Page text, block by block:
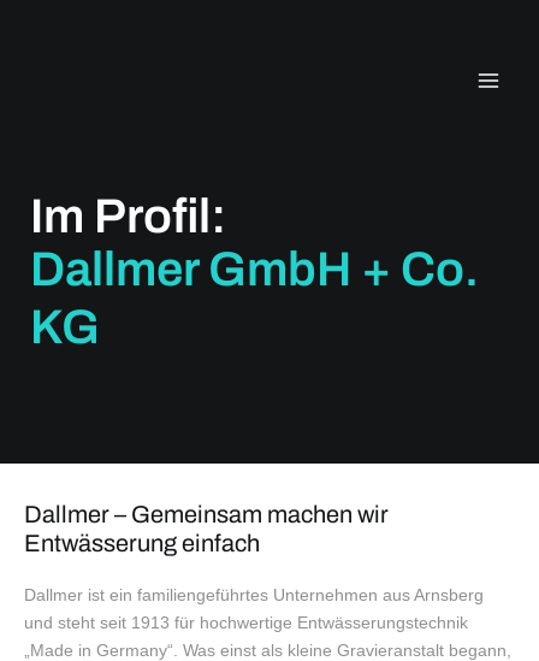
Im Profil:
Dallmer GmbH + Co.
KG
Dallmer – Gemeinsam machen wir
Entwässerung einfach
Dallmer ist ein familiengeführtes Unternehmen aus Arnsberg
und steht seit 1913 für hochwertige Entwässerungstechnik
„Made in Germany“. Was einst als kleine Gravieranstalt begann,